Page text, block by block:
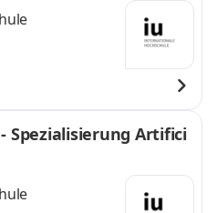
Spezialisierung Artifici